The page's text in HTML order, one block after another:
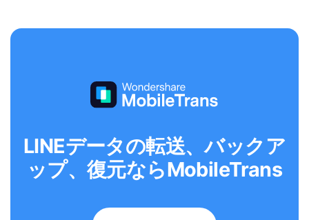
LINEデータの転送、バックア
ップ、復元ならMobileTrans